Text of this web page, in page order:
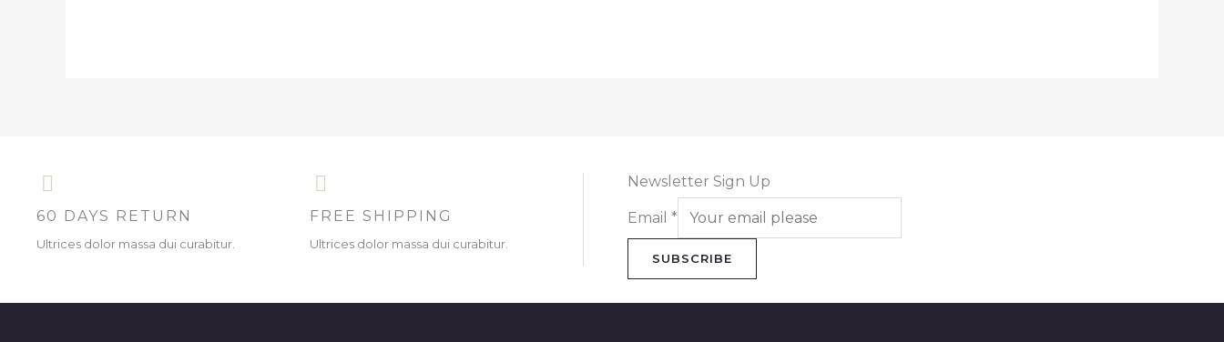
60 DAYS RETURN
Ultrices dolor massa dui curabitur.
FREE SHIPPING
Ultrices dolor massa dui curabitur.
Newsletter Sign Up
Email *
SUBSCRIBE